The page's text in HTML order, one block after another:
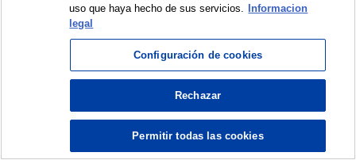
© Azkuna Zentroa - Alhóndiga Bilbao
uso que haya hecho de sus servicios.
Informacion
legal
Configuración de cookies
Rechazar
Permitir todas las cookies